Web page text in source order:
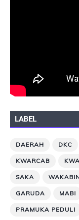
LABEL
DAERAH DKC
KWARCAB
SAKA
GARUDA MABI
PRAMUKA PEDULI